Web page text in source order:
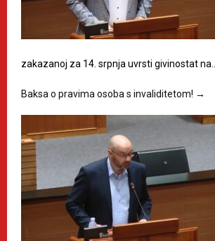
zakazanoj za 14. srpnja uvrsti givinostat na…
Baksa o pravima osoba s invaliditetom! →